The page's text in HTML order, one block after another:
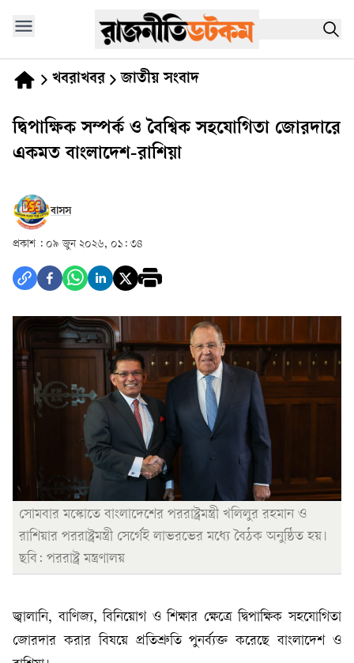
খবরাখবর জাতীয় সংবাদ
দ্বিপাক্ষিক সম্পর্ক ও বৈশ্বিক সহযোগিতা জোরদারে
একমত বাংলাদেশ-রাশিয়া
বাসস
প্রকাশ : ০৯ জুন ২০২৬, ০১: ৩৪
সোমবার মস্কোতে বাংলাদেশের পররাষ্ট্রমন্ত্রী খলিলুর রহমান ও
রাশিয়ার পররাষ্ট্রমন্ত্রী সের্গেই লাভরভের মধ্যে বৈঠক অনুষ্ঠিত হয়।
ছবি: পররাষ্ট্র মন্ত্রণালয়
জ্বালানি, বাণিজ্য, বিনিয়োগ ও শিক্ষার ক্ষেত্রে দ্বিপাক্ষিক সহযোগিতা
জোরদার করার বিষয়ে প্রতিশ্রুতি পুনর্ব্যক্ত করেছে বাংলাদেশ ও